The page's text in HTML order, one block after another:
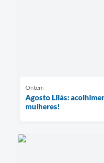
Ontem
Agosto Lilás:
mulheres!